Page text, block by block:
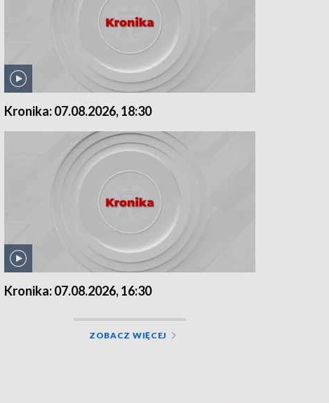
Kronika: 07.08.2026, 18:30
Kronika: 07.08.2026, 16:30
ZOBACZ WIĘCEJ